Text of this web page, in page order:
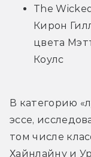
The
Кирон
цвета
Коулс
В категорию
эссе,
том числе
Хайнлайну и